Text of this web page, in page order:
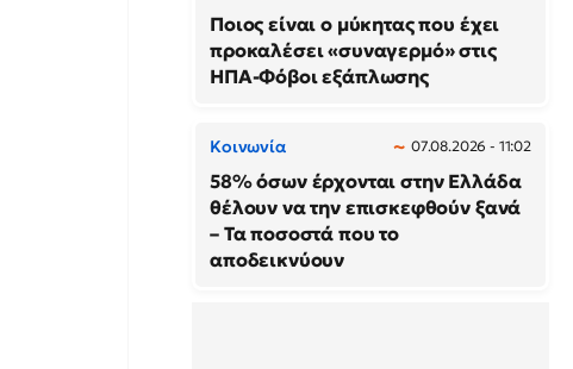
Ποιος είναι ο μύκητας που έχει
προκαλέσει «συναγερμό» στις
ΗΠΑ-Φόβοι εξάπλωσης
Κοινωνία 07.08.2026 - 11:02
58% όσων έρχονται στην Ελλάδα
θέλουν να την επισκεφθούν ξανά
– Τα ποσοστά που το
αποδεικνύουν